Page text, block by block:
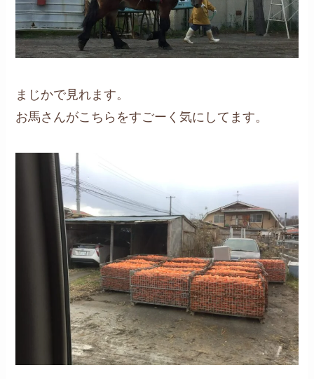
まじかで見れます。
お馬さんがこちらをすごーく気にしてます。